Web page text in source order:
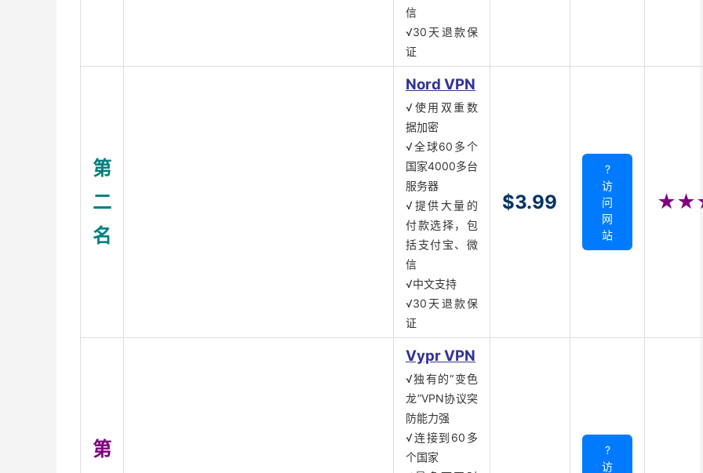
信
√30天退款保
证
第
二
名
Nord VPN
√使用双重数
据加密
√全球60多个
国家4000多台
服务器
√提供大量的
付款选择，包
括支付宝、微
信
√中文支持
√30天退款保
证
$3.99
?
访
问
网
站
第
Vypr VPN
√独有的“变色
龙”VPN协议突
防能力强
√连接到60多
个国家
?
访